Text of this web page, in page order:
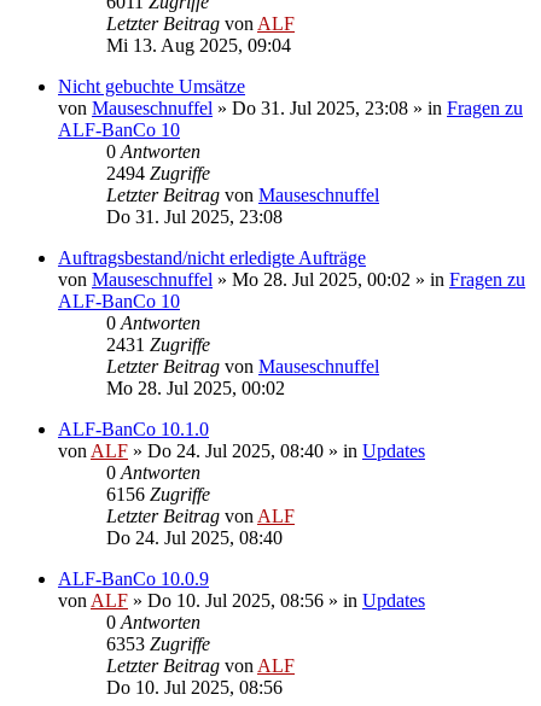
Letzter Beitrag von ALF
Mi 13. Aug 2025, 09:04
Nicht gebuchte Umsätze
von Mauseschnuffel » Do 31. Jul 2025, 23:08 » in Fragen zu
ALF-BanCo 10
0 Antworten
2494 Zugriffe
Letzter Beitrag von Mauseschnuffel
Do 31. Jul 2025, 23:08
Auftragsbestand/nicht erledigte Aufträge
von Mauseschnuffel » Mo 28. Jul 2025, 00:02 » in Fragen zu
ALF-BanCo 10
0 Antworten
2431 Zugriffe
Letzter Beitrag von Mauseschnuffel
Mo 28. Jul 2025, 00:02
ALF-BanCo 10.1.0
von ALF » Do 24. Jul 2025, 08:40 » in Updates
0 Antworten
6156 Zugriffe
Letzter Beitrag von ALF
Do 24. Jul 2025, 08:40
ALF-BanCo 10.0.9
von ALF » Do 10. Jul 2025, 08:56 » in Updates
0 Antworten
6353 Zugriffe
Letzter Beitrag von ALF
Do 10. Jul 2025, 08:56